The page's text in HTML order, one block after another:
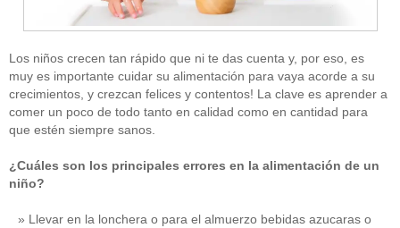
Los niños crecen tan rápido que ni te das cuenta y, por eso, es
muy es importante cuidar su alimentación para vaya acorde a su
crecimientos, y crezcan felices y contentos! La clave es aprender a
comer un poco de todo tanto en calidad como en cantidad para
que estén siempre sanos.
¿Cuáles son los principales errores en la alimentación de un
niño?
Llevar en la lonchera o para el almuerzo bebidas azucaras o